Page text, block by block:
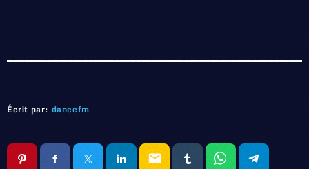
Écrit par: dancefm
email